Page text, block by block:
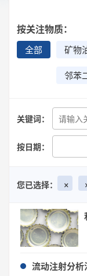
按关注物质：
全部 矿物
邻苯
关键词：
按日期：
您已选择： ×